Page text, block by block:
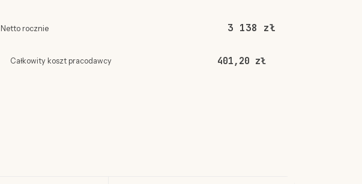
Netto rocznie 3 138 zł
Całkowity koszt pracodawcy 401,20 zł